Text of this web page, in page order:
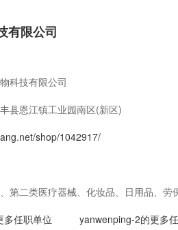
有限公司
科技有限公司
县恩江镇工业园南区(新区)
shop/1042917/
第二类医疗器械、化妆品、日用品、
膜卫生用品、保健用品、计生用品、
多任职单位 yanwenping-2的更多